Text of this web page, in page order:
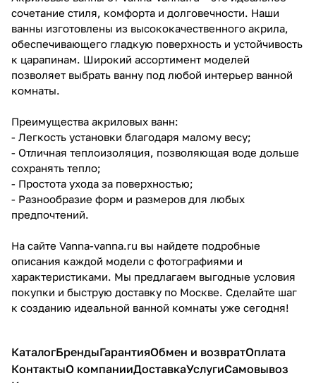
сочетание стиля, комфорта и долговечности. Наши
ванны изготовлены из высококачественного акрила,
обеспечивающего гладкую поверхность и устойчивость
к царапинам. Широкий ассортимент моделей
позволяет выбрать ванну под любой интерьер ванной
комнаты.
Преимущества акриловых ванн:
- Легкость установки благодаря малому весу;
- Отличная теплоизоляция, позволяющая воде дольше
сохранять тепло;
- Простота ухода за поверхностью;
- Разнообразие форм и размеров для любых
предпочтений.
На сайте Vanna-vanna.ru вы найдете подробные
описания каждой модели с фотографиями и
характеристиками. Мы предлагаем выгодные условия
покупки и быструю доставку по Москве. Сделайте шаг
к созданию идеальной ванной комнаты уже сегодня!
КаталогБрендыГарантияОбмен и возвратОплата
КонтактыО компанииДоставкаУслугиСамовывоз